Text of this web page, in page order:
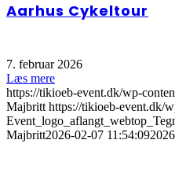
Aarhus Cykeltour
7. februar 2026
Læs mere
https://tikioeb-event.dk/wp-
Majbritt https://tikioeb-event.dk/
Majbritt2026-02-07 11:54:09